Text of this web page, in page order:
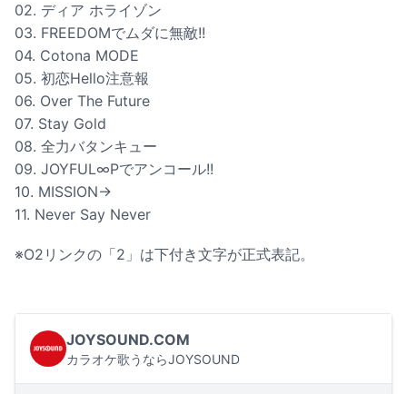
02. ディア ホライゾン
03. FREEDOMでムダに無敵!!
04. Cotona MODE
05. 初恋Hello注意報
06. Over The Future
07. Stay Gold
08. 全力バタンキュー
09. JOYFUL∞Pでアンコール!!
10. MISSION→
11. Never Say Never
※O2リンクの「2」は下付き文字が正式表記。
JOYSOUND.COM
カラオケ歌うならJOYSOUND